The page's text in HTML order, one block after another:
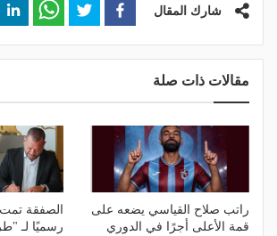
شارك المقال
مقالات ذات صلة
راتب صلاح القياسي يضعه على
قمة الأعلى أجرًا في الدوري
الصفقة
رسميًا لـ